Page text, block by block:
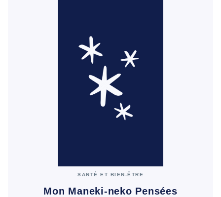
SANTÉ ET BIEN-ÊTRE
Mon Maneki-neko Pensées